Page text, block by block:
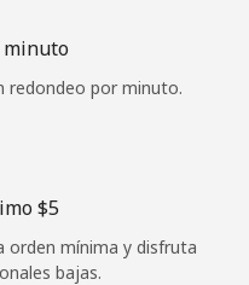
con
minuto
redondeo por minuto.
⁦$5⁩
orden mínima y disfruta
bajas.